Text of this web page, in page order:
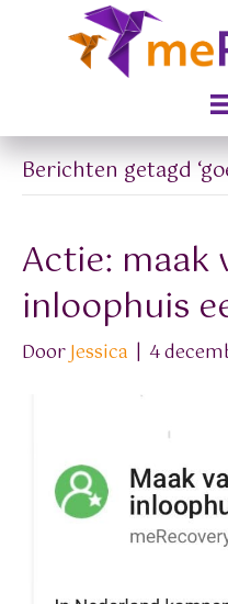
Berichten getagd
Actie: maak
inloophuis
DoorJessica | 4